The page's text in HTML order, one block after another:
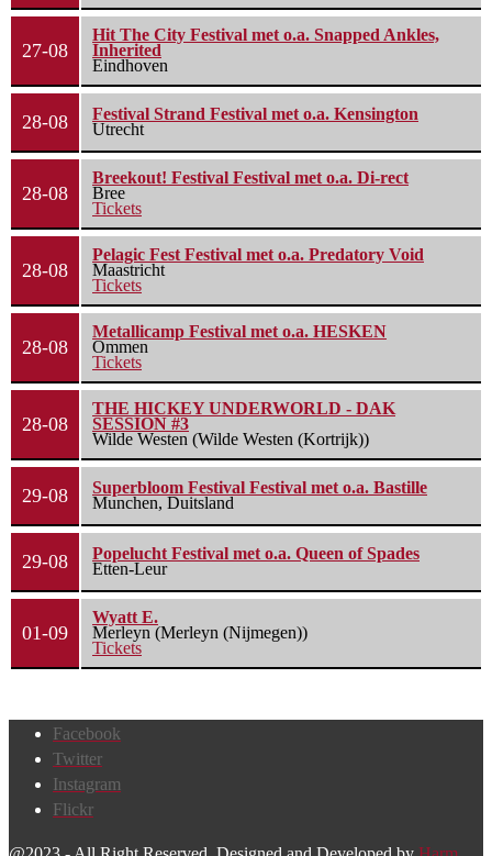
27-08
Hit The City Festival met o.a. Snapped Ankles,
Inherited
Eindhoven
28-08
Festival Strand Festival met o.a. Kensington
Utrecht
28-08
Breekout! Festival Festival met o.a. Di-rect
Bree
Tickets
28-08
Pelagic Fest Festival met o.a. Predatory Void
Maastricht
Tickets
28-08
Metallicamp Festival met o.a. HESKEN
Ommen
Tickets
28-08
THE HICKEY UNDERWORLD - DAK
SESSION #3
Wilde Westen (Wilde Westen (Kortrijk))
29-08
Superbloom Festival Festival met o.a. Bastille
Munchen, Duitsland
29-08
Popelucht Festival met o.a. Queen of Spades
Etten-Leur
01-09
Wyatt E.
Merleyn (Merleyn (Nijmegen))
Tickets
Facebook
Twitter
Instagram
Flickr